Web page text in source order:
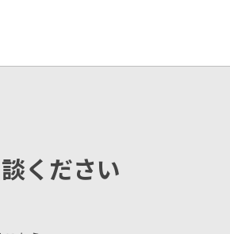
ください